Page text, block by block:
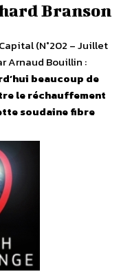
Branson
(N°202 – Juillet
Arnaud Bouillin :
beaucoup de
le réchauffement
soudaine fibre